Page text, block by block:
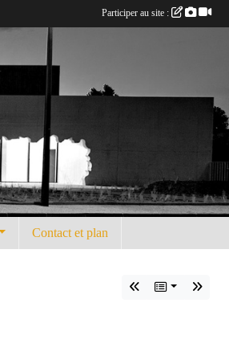
Contact et plan
Participer au site :